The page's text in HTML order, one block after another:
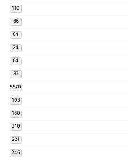
110
86
64
24
64
83
5570
103
180
210
221
246